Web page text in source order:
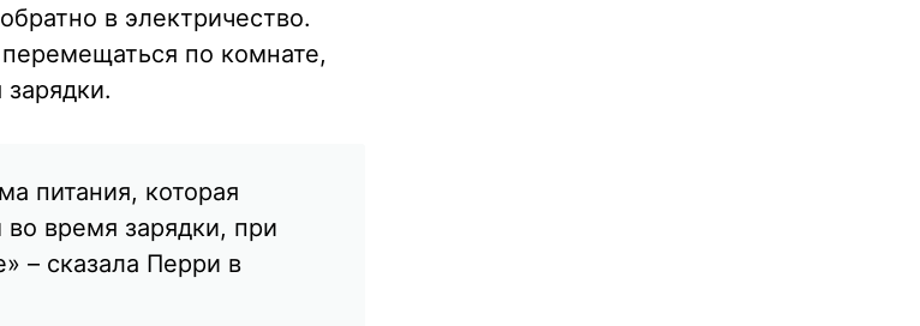
в электричество.
по комнате,
питания, которая
время зарядки, при
– сказала Перри в